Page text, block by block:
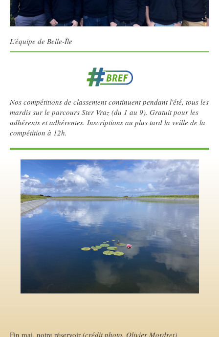
L'équipe de Belle-Île
Nos compétitions de classement continuent pendant l'été, tous les
mardis sur le parcours Ster Vraz (du 1 au 9). Gratuit pour les
adhérents et adhérentes. Inscriptions au plus tard la veille de la
compétition à 12h.
Fin mai, notre réservoir (crédit photo, Olivier Mordret)